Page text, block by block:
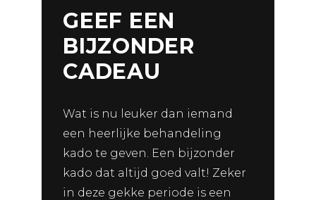
GEEF EEN
BIJZONDER
CADEAU
Wat is nu leuker dan iemand
een heerlijke behandeling
kado te geven. Een bijzonder
kado dat altijd goed valt! Zeker
in deze gekke periode is een